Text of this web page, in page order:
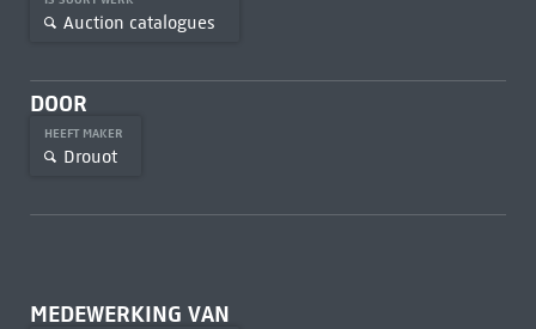
Auction catalogues
DOOR
HEEFT MAKER
Drouot
MEDEWERKING VAN